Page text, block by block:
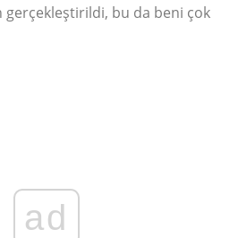
gerçekleştirildi, bu da beni çok
ad